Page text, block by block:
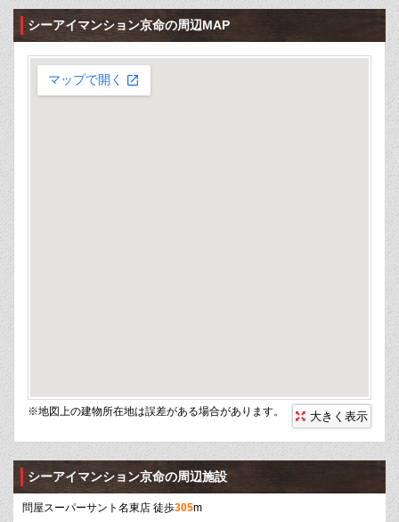
シーアイマンション京命の周辺MAP
※地図上の建物所在地は誤差がある場合があります。 大きく表示
シーアイマンション京命の周辺施設
問屋スーパーサント名東店 徒歩305m